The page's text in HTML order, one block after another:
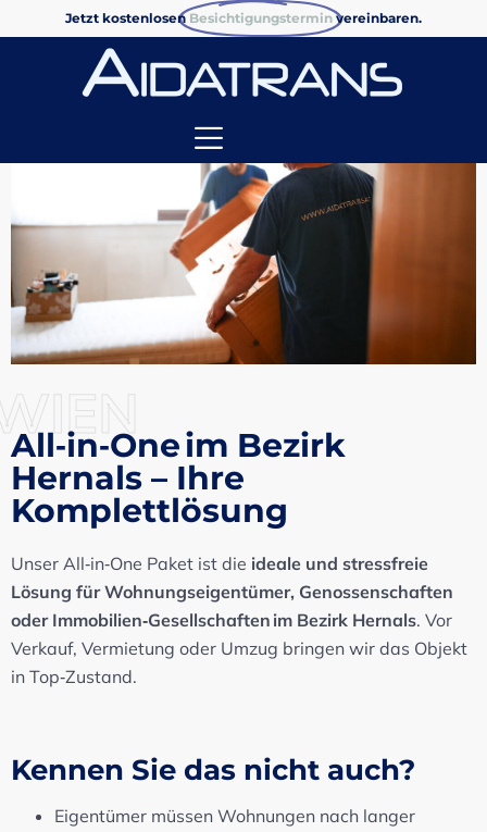
Jetzt kostenlosen Besichtigungstermin vereinbaren.
All‑in‑One im Bezirk
Hernals – Ihre
Komplettlösung
Unser All‑in‑One Paket ist die ideale und stressfreie
Lösung für Wohnungseigentümer, Genossenschaften
oder Immobilien‑Gesellschaften im Bezirk Hernals. Vor
Verkauf, Vermietung oder Umzug bringen wir das Objekt
in Top‑Zustand.
Kennen Sie das nicht auch?
Eigentümer müssen Wohnungen nach langer